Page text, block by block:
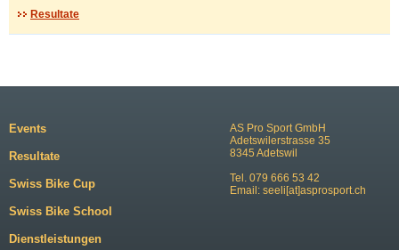
Resultate
AS Pro Sport GmbH
Adetswilerstrasse 35
8345 Adetswil
Tel. 079 666 53 42
Email: seeli[at]asprosport.ch
Events
Resultate
Swiss Bike Cup
Swiss Bike School
Dienstleistungen